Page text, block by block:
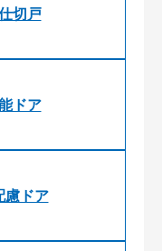
切戸
ドア
ドア